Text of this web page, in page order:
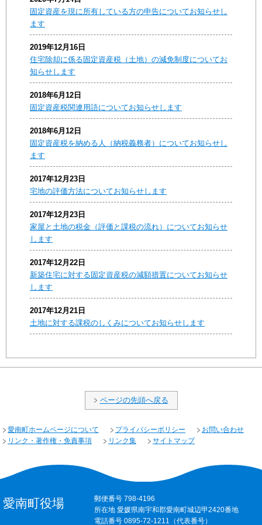
固定資産を現に所有している方の申告についてお知らせし
ます
2019年12月16日
住宅除却に係る固定資産税（土地）の減免制度についてお
知らせします
2018年6月12日
固定資産税関連用語についてお知らせします
2018年6月12日
固定資産税を納める人（納税義務者）についてお知らせし
ます
2017年12月23日
宅地の評価方法についてお知らせします
2017年12月23日
家屋と土地の税金（評価と課税の流れ）についてお知らせ
します
2017年12月22日
新築住宅に対する固定資産税の減額措置についてお知らせ
します
2017年12月21日
土地に対する課税のしくみについてお知らせします
ページの先頭へ戻る
愛南町ホームページについて プライバシーポリシー
お問い合わせ
リンク・著作権・免責事項
リンク集 サイトマップ
愛南町役場
郵便番号 798-4196
所在地 愛媛県南宇和郡愛南町城辺甲2420番地
電話番号 0895-72-1211（代表番号）